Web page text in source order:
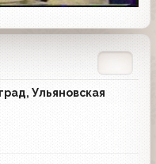
Ульяновская